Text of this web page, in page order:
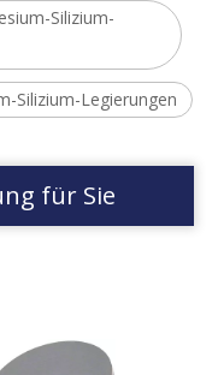
Silizium-
Silizium-Legierungen
für Sie